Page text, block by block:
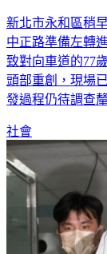
新北市永和區稍
中正路準備左轉
致對向車道的77
頭部重創，現場
發過程仍待調查
社會